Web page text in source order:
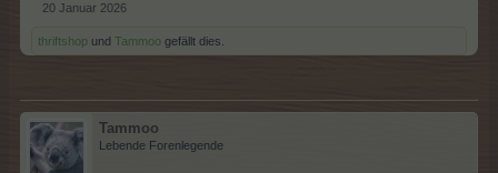
20 Januar 2026
thriftshop und Tammoo gefällt dies.
Tammoo
Lebende Forenlegende